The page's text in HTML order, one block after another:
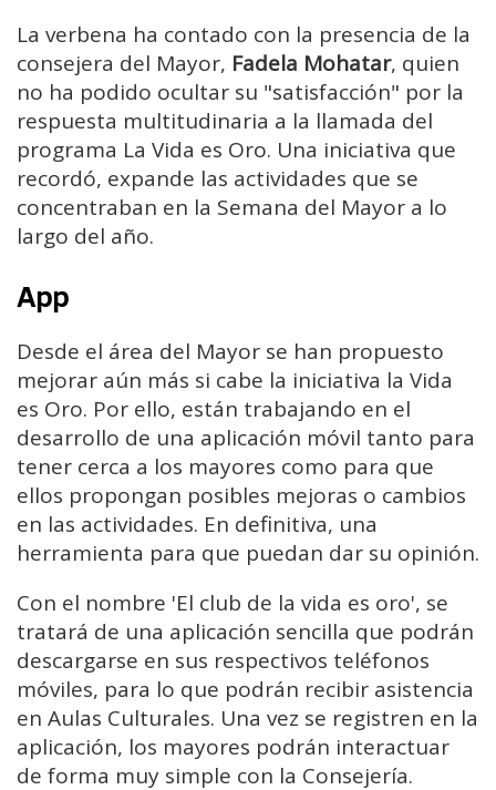
La verbena ha contado con la presencia de la
consejera del Mayor, Fadela Mohatar, quien
no ha podido ocultar su "satisfacción" por la
respuesta multitudinaria a la llamada del
programa La Vida es Oro. Una iniciativa que
recordó, expande las actividades que se
concentraban en la Semana del Mayor a lo
largo del año.
App
Desde el área del Mayor se han propuesto
mejorar aún más si cabe la iniciativa la Vida
es Oro. Por ello, están trabajando en el
desarrollo de una aplicación móvil tanto para
tener cerca a los mayores como para que
ellos propongan posibles mejoras o cambios
en las actividades. En definitiva, una
herramienta para que puedan dar su opinión.
Con el nombre 'El club de la vida es oro', se
tratará de una aplicación sencilla que podrán
descargarse en sus respectivos teléfonos
móviles, para lo que podrán recibir asistencia
en Aulas Culturales. Una vez se registren en la
aplicación, los mayores podrán interactuar
de forma muy simple con la Consejería.